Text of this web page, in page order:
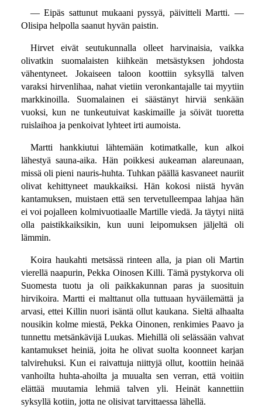
— Eipäs sattunut mukaani pyssyä, päivitteli Martti. —
Olisipa helpolla saanut hyvän paistin.
Hirvet eivät seutukunnalla olleet harvinaisia, vaikka
olivatkin suomalaisten kiihkeän metsästyksen johdosta
vähentyneet. Jokaiseen taloon koottiin syksyllä talven
varaksi hirvenlihaa, nahat vietiin veronkantajalle tai myytiin
markkinoilla. Suomalainen ei säästänyt hirviä senkään
vuoksi, kun ne tunkeutuivat kaskimaille ja söivät tuoretta
ruislaihoa ja penkoivat lyhteet irti aumoista.
Martti hankkiutui lähtemään kotimatkalle, kun alkoi
lähestyä sauna-aika. Hän poikkesi aukeaman alareunaan,
missä oli pieni nauris-huhta. Tuhkan päällä kasvaneet nauriit
olivat kehittyneet maukkaiksi. Hän kokosi niistä hyvän
kantamuksen, muistaen että sen tervetulleempaa lahjaa hän
ei voi pojalleen kolmivuotiaalle Martille viedä. Ja täytyi niitä
olla paistikkaiksikin, kun uuni leipomuksen jäljeltä oli
lämmin.
Koira haukahti metsässä rinteen alla, ja pian oli Martin
vierellä naapurin, Pekka Oinosen Killi. Tämä pystykorva oli
Suomesta tuotu ja oli paikkakunnan paras ja suosituin
hirvikoira. Martti ei malttanut olla tuttuaan hyväilemättä ja
arvasi, ettei Killin nuori isäntä ollut kaukana. Sieltä alhaalta
nousikin kolme miestä, Pekka Oinonen, renkimies Paavo ja
tunnettu metsänkävijä Luukas. Miehillä oli selässään vahvat
kantamukset heiniä, joita he olivat suolta koonneet karjan
talvirehuksi. Kun ei raivattuja niittyjä ollut, koottiin heinää
vanhoilta huhta-ahoilta ja muualta sen verran, että voitiin
elättää muutamia lehmiä talven yli. Heinät kannettiin
syksyllä kotiin, jotta ne olisivat tarvittaessa lähellä.